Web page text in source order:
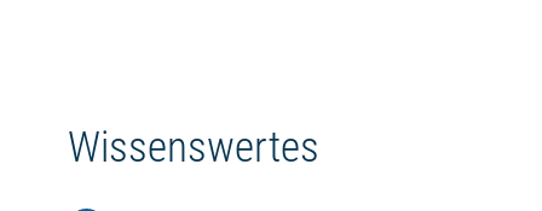
Wissenswertes